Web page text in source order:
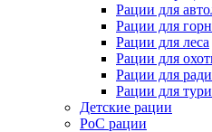
Рации для
Рации для
Рации для леса
Рации для
Рации для
Рации для
Детские рации
PoC рации